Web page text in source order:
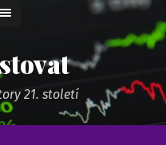
21. století